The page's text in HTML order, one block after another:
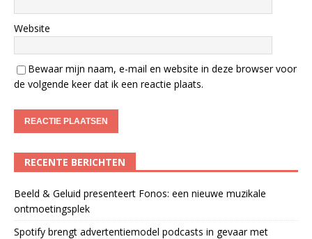
Website
Bewaar mijn naam, e-mail en website in deze browser voor
de volgende keer dat ik een reactie plaats.
RECENTE BERICHTEN
Beeld & Geluid presenteert Fonos: een nieuwe muzikale
ontmoetingsplek
Spotify brengt advertentiemodel podcasts in gevaar met